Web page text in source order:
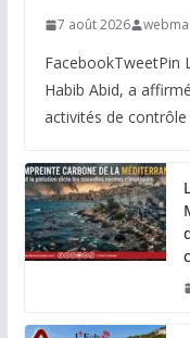
7 août 2026
FacebookTweetPin
Habib Abid, a
activités de contrôle